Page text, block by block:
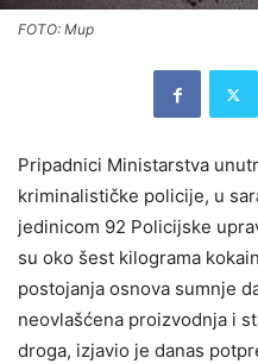
FOTO: Mup
Pripadnici Ministarstva
kriminalističke policije, u
jedinicom 92 Policijske
su oko šest kilograma
postojanja osnova sumnje
neovlašćena proizvodnja i
droga, izjavio je danas